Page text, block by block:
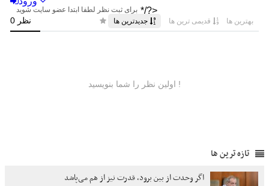
تازه ترین ها
اگر وحدت از بین برود، قدرت نیز از هم می‌پاشد